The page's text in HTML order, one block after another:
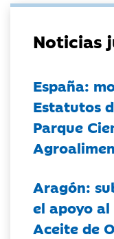
Noticias
España:
Estatutos
Parque
Aragón:
el apoyo
Aceite de